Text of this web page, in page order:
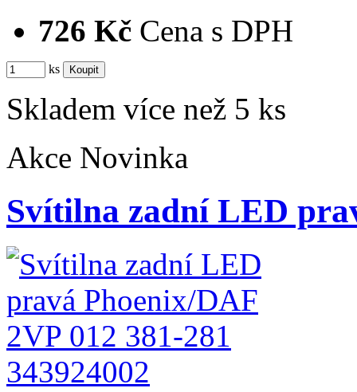
726 Kč Cena s DPH
ks
Skladem více než 5 ks
Akce Novinka
Svítilna zadní LED
343924002